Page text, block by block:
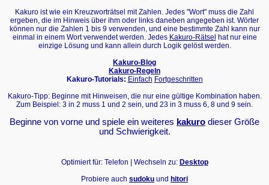
Kakuro ist wie ein Kreuzworträtsel mit Zahlen. Jedes "Wort" muss die Zahl
ergeben, die im Hinweis über ihm oder links daneben angegeben ist. Wörter
können nur die Zahlen 1 bis 9 verwenden, und eine bestimmte Zahl kann nur
einmal in einem Wort verwendet werden. Jedes Kakuro-Rätsel hat nur eine
einzige Lösung und kann allein durch Logik gelöst werden.
Kakuro-Blog
Kakuro-Regeln
Kakuro-Tutorials: Einfach Fortgeschritten
Kakuro-Tipp: Beginne mit Hinweisen, die nur eine gültige Kombination haben.
Zum Beispiel: 3 in 2 muss 1 und 2 sein, und 23 in 3 muss 6, 8 und 9 sein.
Beginne von vorne und spiele ein weiteres kakuro dieser Größe
und Schwierigkeit.
Optimiert für: Telefon | Wechseln zu: Desktop
Probiere auch sudoku und hitori